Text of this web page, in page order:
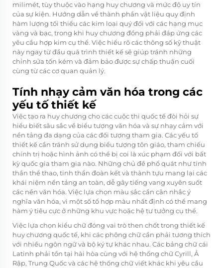
milimét, tùy thuộc vào hạng huy chương và mức độ uy tín
của sự kiện. Hướng dẫn về thành phần vật liệu quy định
hàm lượng tối thiểu các kim loại quý đối với các hạng mục
vàng và bạc, trong khi huy chương đồng phải đáp ứng các
yêu cầu hợp kim cụ thể. Việc hiểu rõ các thông số kỹ thuật
này ngay từ đầu quá trình thiết kế sẽ giúp tránh những
chỉnh sửa tốn kém và đảm bảo được sự chấp thuận cuối
cùng từ các cơ quan quản lý.
Tính nhạy cảm văn hóa trong các
yếu tố thiết kế
Việc tạo ra huy chương cho các cuộc thi quốc tế đòi hỏi sự
hiểu biết sâu sắc về biểu tượng văn hóa và sự nhạy cảm với
nền tảng đa dạng của các đối tượng tham gia. Các yếu tố
thiết kế cần tránh sử dụng biểu tượng tôn giáo, tham chiếu
chính trị hoặc hình ảnh có thể bị coi là xúc phạm đối với bất
kỳ quốc gia tham gia nào. Những chủ đề phổ quát như tinh
thần thể thao, tinh thần đoàn kết và thành tựu mang lại các
khái niệm nền tảng an toàn, dễ gây tiếng vang xuyên suốt
các nền văn hóa. Việc lựa chọn màu sắc cần cân nhắc ý
nghĩa văn hóa, vì một số tổ hợp màu nhất định có thể mang
hàm ý tiêu cực ở những khu vực hoặc hệ tư tưởng cụ thể.
Việc lựa chọn kiểu chữ đóng vai trò then chốt trong thiết kế
huy chương quốc tế, khi các phông chữ cần phải tương thích
với nhiều ngôn ngữ và bộ ký tự khác nhau. Các bảng chữ cái
Latinh phải tồn tại hài hòa cùng với hệ thống chữ Cyrill, Ả
Rập, Trung Quốc và các hệ thống chữ viết khác khi yêu cầu